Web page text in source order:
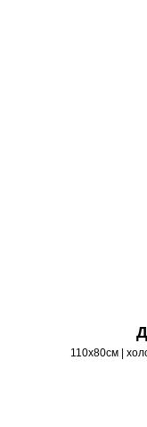
110х80см |